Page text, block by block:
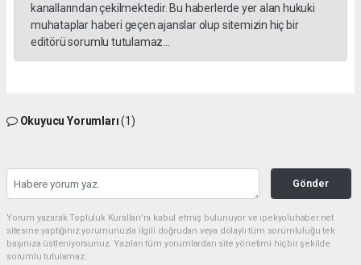
kanallarından çekilmektedir. Bu haberlerde yer alan hukuki
muhataplar haberi geçen ajanslar olup sitemizin hiç bir
editörü sorumlu tutulamaz...
Okuyucu Yorumları(1)
Gönder
Yorum yazarak Topluluk Kuralları’nı kabul etmiş bulunuyor ve ipekyoluhaber.net
sitesine yaptığınız yorumunuzla ilgili doğrudan veya dolaylı tüm sorumluluğu tek
başınıza üstleniyorsunuz. Yazılan tüm yorumlardan site yönetimi hiçbir şekilde
sorumlu tutulamaz.